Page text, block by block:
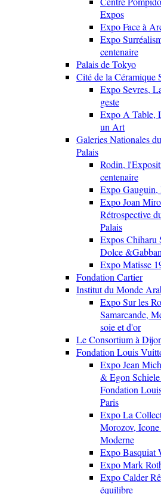
Expos
Expo Face à
Expo
centenaire
Palais de Tokyo
Cité de la Céramique
Expo Sevres,
geste
Expo A Table,
un Art
Galeries Nationales
Palais
Rodin,
centenaire
Expo Gauguin,
Expo Joan
Rétrospective
Palais
Expos Chiharu
Dolce
Expo Matisse
Fondation Cartier
Institut du Monde
Expo Sur les
Samarcande,
soie et d'or
Le Consortium à
Fondation Louis
Expo Jean
& Egon
Fondation
Paris
Expo La
Morozov,
Moderne
Expo Basquiat
Expo Mark
Expo Calder
équilibre